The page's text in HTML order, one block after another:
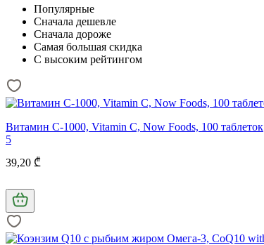
Популярные
Сначала дешевле
Сначала дороже
Самая большая скидка
С высоким рейтингом
Витамин С-1000, Vitamin C, Now Foods, 100 таблеток
5
39,20 ₾